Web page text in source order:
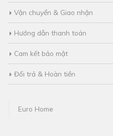
Vận chuyển & Giao nhận
Hướng dẫn thanh toán
Cam kết bảo mật
Đổi trả & Hoàn tiền
Euro Home